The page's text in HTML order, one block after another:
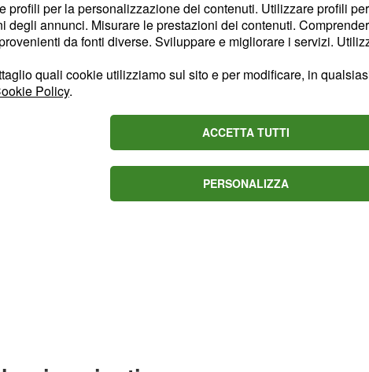
02 692927527, 02 22198700, 02
Tutti iniziano con lo "zero due"
profili per la personalizzazione dei contenuti. Utilizzare profili
degli annunci. Misurare le prestazioni dei contenuti.
da fonti diverse. Sviluppare e migliorare i servizi.
quali cookie utilizziamo sul sito e per modificare, in
Policy.
ACCETTA TUTTI
PERSONALIZZA